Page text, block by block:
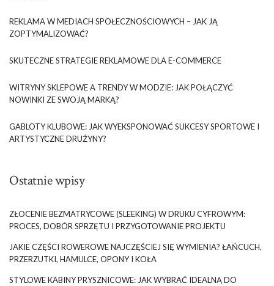
REKLAMA W MEDIACH SPOŁECZNOŚCIOWYCH – JAK JĄ
ZOPTYMALIZOWAĆ?
SKUTECZNE STRATEGIE REKLAMOWE DLA E-COMMERCE
WITRYNY SKLEPOWE A TRENDY W MODZIE: JAK POŁĄCZYĆ
NOWINKI ZE SWOJĄ MARKĄ?
GABLOTY KLUBOWE: JAK WYEKSPONOWAĆ SUKCESY SPORTOWE I
ARTYSTYCZNE DRUŻYNY?
Ostatnie wpisy
ZŁOCENIE BEZMATRYCOWE (SLEEKING) W DRUKU CYFROWYM:
PROCES, DOBÓR SPRZĘTU I PRZYGOTOWANIE PROJEKTU
JAKIE CZĘŚCI ROWEROWE NAJCZĘŚCIEJ SIĘ WYMIENIA? ŁAŃCUCH,
PRZERZUTKI, HAMULCE, OPONY I KOŁA
STYLOWE KABINY PRYSZNICOWE: JAK WYBRAĆ IDEALNĄ DO